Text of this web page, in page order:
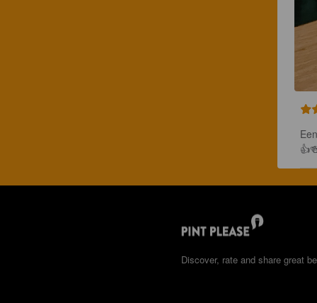
Discover, rate and share great